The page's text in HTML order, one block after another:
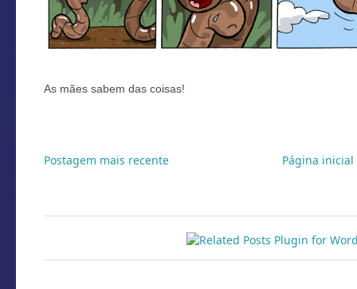
As mães sabem das coisas!
Postagem mais recente Página inicial